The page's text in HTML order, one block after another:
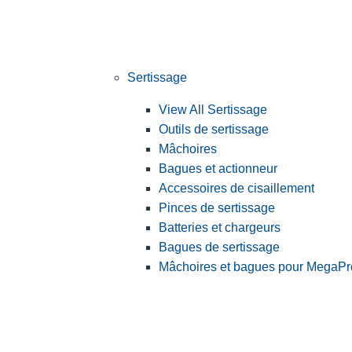
Sertissage
View All Sertissage
Outils de sertissage
Mâchoires
Bagues et actionneur
Accessoires de cisaillement
Pinces de sertissage
Batteries et chargeurs
Bagues de sertissage
Mâchoires et bagues pour